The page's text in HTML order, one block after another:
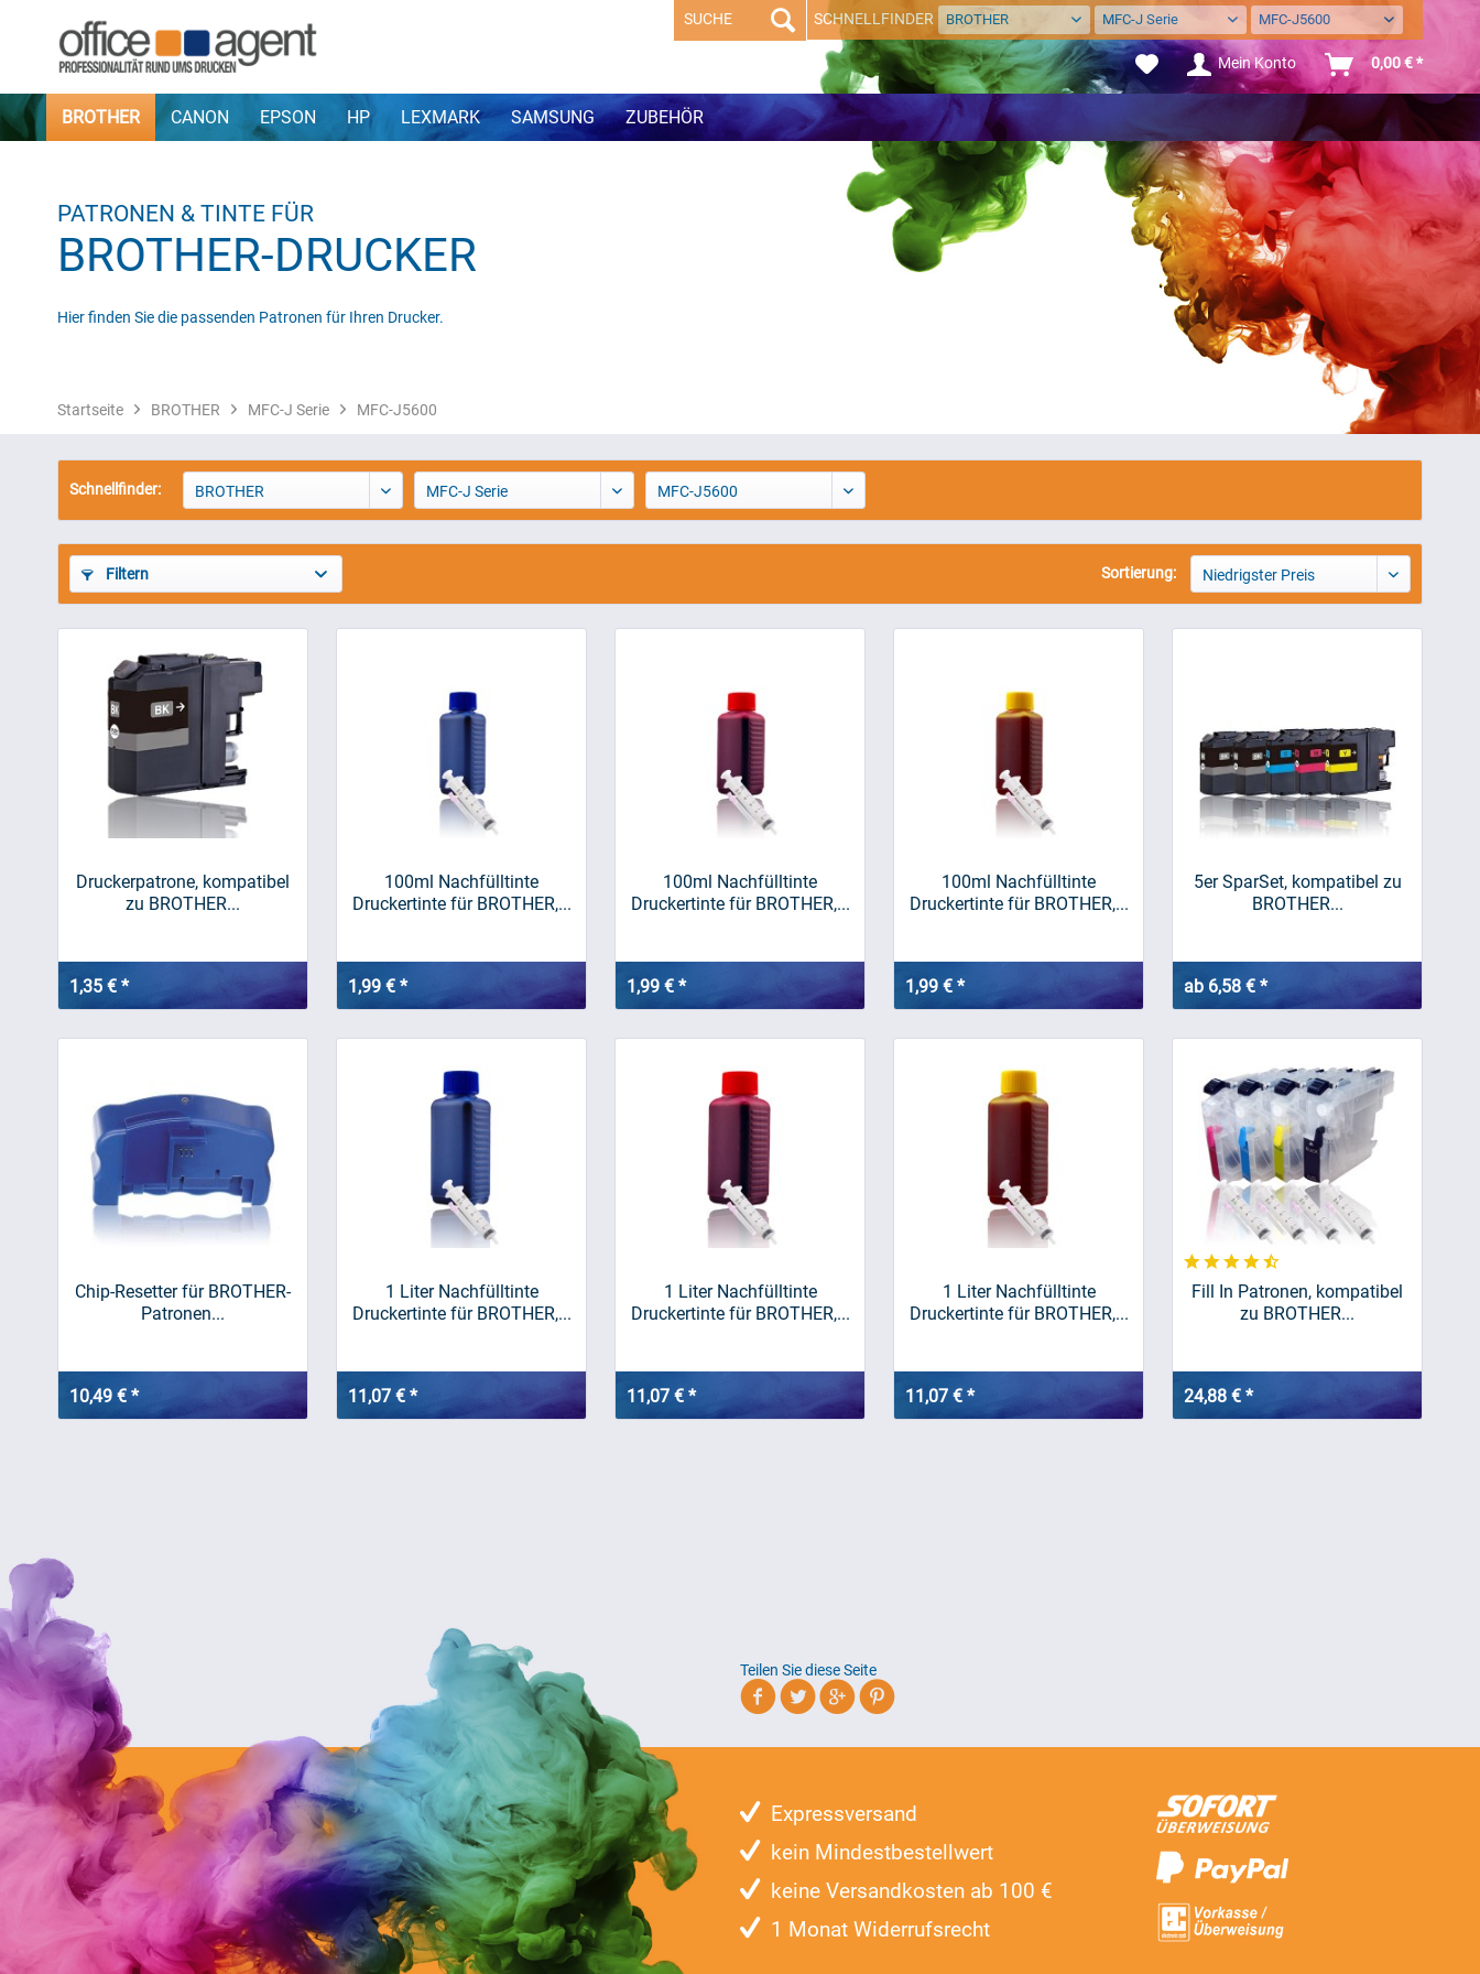
SCHNELLFINDER BROTHER MFC-J Serie MFC-J5600
Mein Konto 0,00 € *
BROTHER CANON EPSON HP LEXMARK SAMSUNG ZUBEHÖR
PATRONEN & TINTE FÜR
BROTHER-DRUCKER
Hier finden Sie die passenden Patronen für Ihren Drucker.
Startseite BROTHER MFC-J Serie MFC-J5600
Schnellfinder: BROTHER MFC-J Serie MFC-J5600
Filtern Sortierung: Niedrigster Preis
Druckerpatrone, kompatibel
zu BROTHER...
1,35 € *
100ml Nachfülltinte
Druckertinte für BROTHER,...
1,99 € *
100ml Nachfülltinte
Druckertinte für BROTHER,...
1,99 € *
100ml Nachfülltinte
Druckertinte für BROTHER,...
1,99 € *
5er SparSet, kompatibel zu
BROTHER...
ab 6,58 € *
Chip-Resetter für BROTHER-
Patronen...
10,49 € *
1 Liter Nachfülltinte
Druckertinte für BROTHER,...
11,07 € *
1 Liter Nachfülltinte
Druckertinte für BROTHER,...
11,07 € *
1 Liter Nachfülltinte
Druckertinte für BROTHER,...
11,07 € *
Fill In Patronen, kompatibel
zu BROTHER...
24,88 € *
Teilen Sie diese Seite
Expressversand
kein Mindestbestellwert
keine Versandkosten ab 100 €
1 Monat Widerrufsrecht